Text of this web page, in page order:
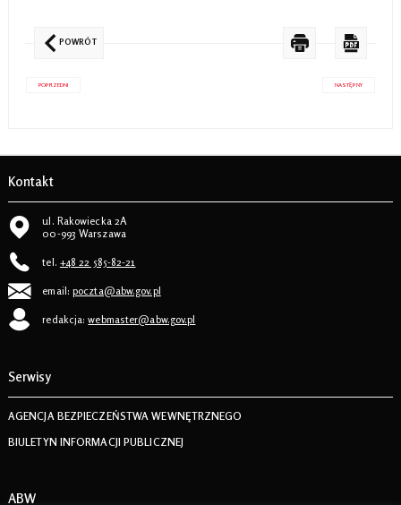
POWRÓT
POPRZEDNI NASTĘPNY
Kontakt
ul. Rakowiecka 2A
00-993 Warszawa
tel. +48 22 585-82-21
email:poczta@abw.gov.pl
redakcja:webmaster@abw.gov.pl
Serwisy
AGENCJA BEZPIECZEŃSTWA WEWNĘTRZNEGO
BIULETYN INFORMACJI PUBLICZNEJ
ABW